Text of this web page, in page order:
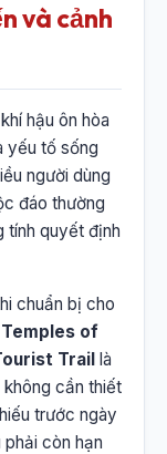
và cảnh
hậu ôn hòa
yếu tố sống
người dùng
đáo thường
tính quyết định
chuẩn bị cho
of
Trail là
không cần thiết
trước ngày
còn hạn